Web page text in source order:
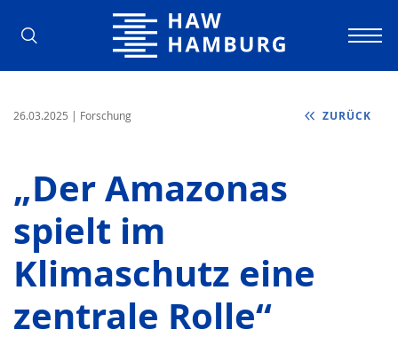
Hochschule für Angewandte
26.03.2025 | Forschung ZURÜCK
„Der Amazonas
spielt im
Klimaschutz eine
zentrale Rolle“